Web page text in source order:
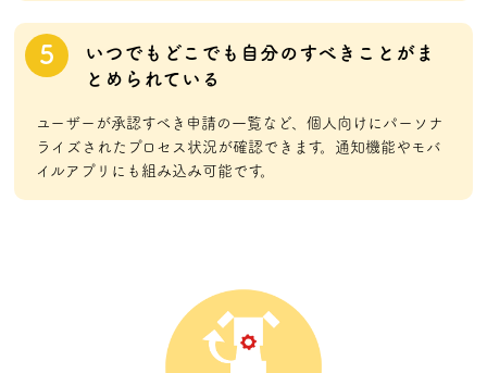
5
いつでもどこでも自分のすべきことがま
とめられている
ユーザーが承認すべき申請の一覧など、個人向けにパーソナ
ライズされたプロセス状況が確認できます。通知機能やモバ
イルアプリにも組み込み可能です。